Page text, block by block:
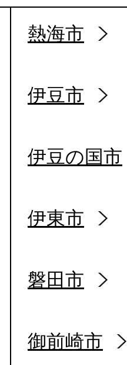
熱海市
伊豆市
伊豆の国市
伊東市
磐田市
御前崎市